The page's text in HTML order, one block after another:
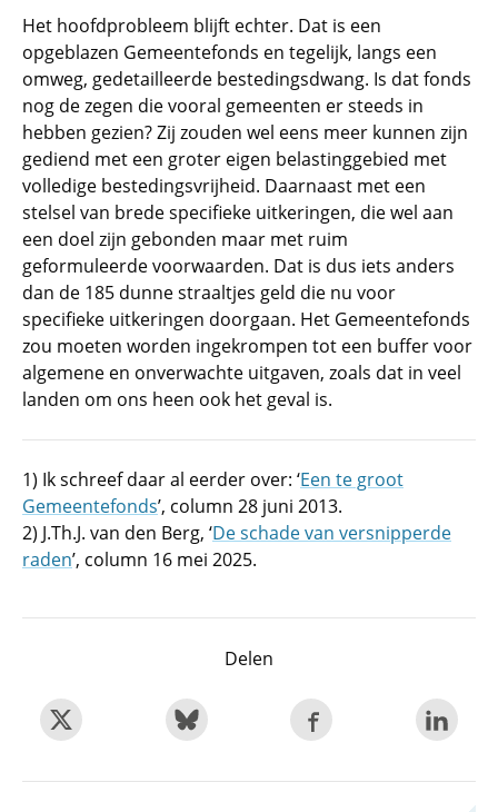
Het hoofdprobleem blijft echter. Dat is een
opgeblazen Gemeentefonds en tegelijk, langs een
omweg, gedetailleerde bestedingsdwang. Is dat fonds
nog de zegen die vooral gemeenten er steeds in
hebben gezien? Zij zouden wel eens meer kunnen zijn
gediend met een groter eigen belastinggebied met
volledige bestedingsvrijheid. Daarnaast met een
stelsel van brede specifieke uitkeringen, die wel aan
een doel zijn gebonden maar met ruim
geformuleerde voorwaarden. Dat is dus iets anders
dan de 185 dunne straaltjes geld die nu voor
specifieke uitkeringen doorgaan. Het Gemeentefonds
zou moeten worden ingekrompen tot een buffer voor
algemene en onverwachte uitgaven, zoals dat in veel
landen om ons heen ook het geval is.
1) Ik schreef daar al eerder over: ‘Een te groot
Gemeentefonds’, column 28 juni 2013.
2) J.Th.J. van den Berg, ‘De schade van versnipperde
raden’, column 16 mei 2025.
Delen